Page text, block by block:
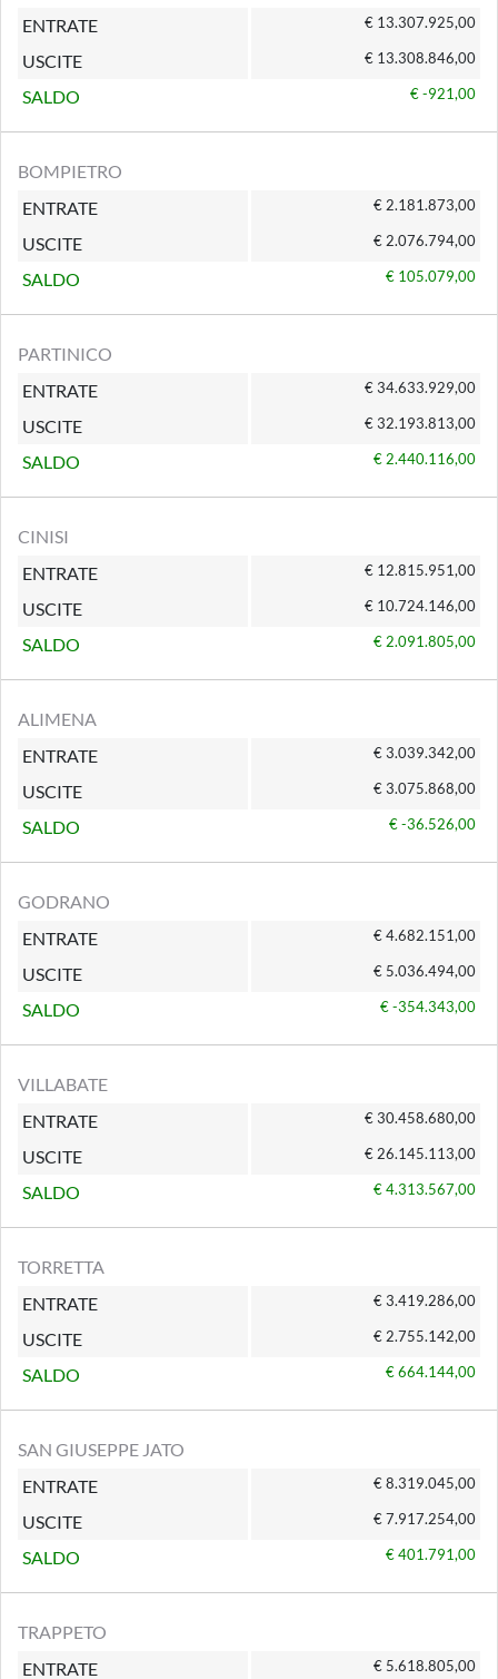
ENTRATE
€ 13.307.925,00
USCITE € 13.308.846,00
SALDO € -921,00
BOMPIETRO
ENTRATE
€ 2.181.873,00
USCITE € 2.076.794,00
SALDO € 105.079,00
PARTINICO
ENTRATE
€ 34.633.929,00
USCITE € 32.193.813,00
SALDO € 2.440.116,00
CINISI
ENTRATE
€ 12.815.951,00
USCITE € 10.724.146,00
SALDO € 2.091.805,00
ALIMENA
ENTRATE
€ 3.039.342,00
USCITE € 3.075.868,00
SALDO € -36.526,00
GODRANO
ENTRATE
€ 4.682.151,00
USCITE € 5.036.494,00
SALDO € -354.343,00
VILLABATE
ENTRATE
€ 30.458.680,00
USCITE € 26.145.113,00
SALDO € 4.313.567,00
TORRETTA
ENTRATE
€ 3.419.286,00
USCITE € 2.755.142,00
SALDO € 664.144,00
SAN GIUSEPPE JATO
ENTRATE
€ 8.319.045,00
USCITE € 7.917.254,00
SALDO € 401.791,00
TRAPPETO
ENTRATE
€ 5.618.805,00